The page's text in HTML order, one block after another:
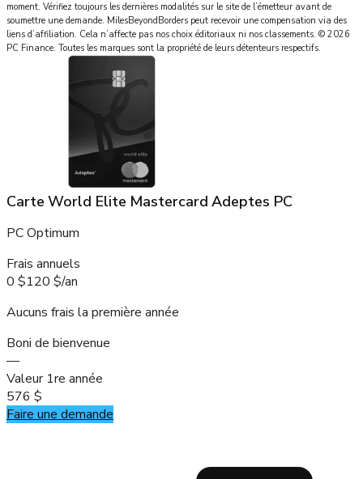
moment. Vérifiez toujours les dernières modalités sur le site de l’émetteur avant de
soumettre une demande. MilesBeyondBorders peut recevoir une compensation via des
liens d’affiliation. Cela n’affecte pas nos choix éditoriaux ni nos classements. © 2026
PC Finance. Toutes les marques sont la propriété de leurs détenteurs respectifs.
Carte World Elite Mastercard Adeptes PC
PC Optimum
Frais annuels
0 $120 $/an
Aucuns frais la première année
Boni de bienvenue
—
Valeur 1re année
576 $
Faire une demande